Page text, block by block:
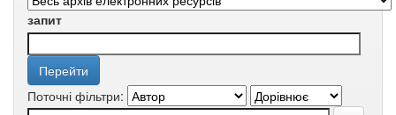
запит
Поточні фільтри: